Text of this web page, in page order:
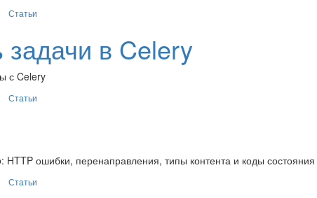
Статьи
в Celery
с Celery
Статьи
HTTP ошибки, перенаправления, типы контента и коды состояния
Статьи